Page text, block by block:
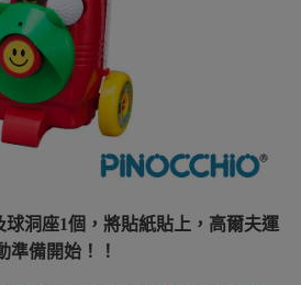
球洞座1個，將貼紙貼上，高爾夫運
準備開始！！